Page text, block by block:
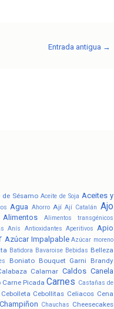
Entrada antigua →
de Sésamo Aceite de Soja Aceites y
Agua Ahorro Ají Ají Catalán Ajo
Alimentos Alimentos transgénicos
Anís Antioxidantes Aperitivos Apio
Azúcar Impalpable Azúcar moreno
Batidora Bavaroise Bebidas Belleza
Boniato Bouquet Garni
Brandy
Calamar Caldos Canela
Carne Picada Carnes Castañas de
Cebolleta Cebollitas Celiacos Cena
Champiñon Chauchas Cheesecakes